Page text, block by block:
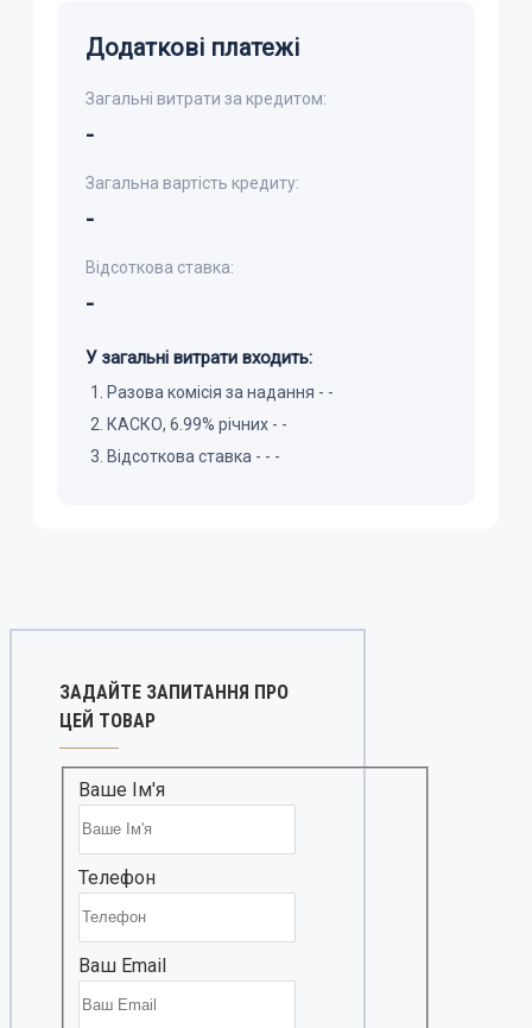
Додаткові платежі
Загальні витрати за кредитом:
-
Загальна вартість кредиту:
-
Відсоткова ставка:
-
У загальні витрати входить:
Разова комісія за надання - -
КАСКО, 6.99% річних - -
Відсоткова ставка - - -
ЗАДАЙТЕ ЗАПИТАННЯ ПРО
ЦЕЙ ТОВАР
Ваше Ім'я
Телефон
Ваш Email